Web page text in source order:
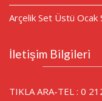
Arçelik Set Üstü
İletişim Bilgileri
TIKLA ARA-TEL : 0